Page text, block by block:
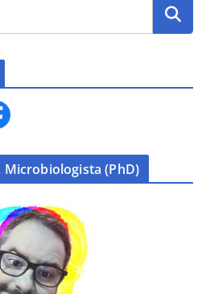
Microbiologista (PhD)